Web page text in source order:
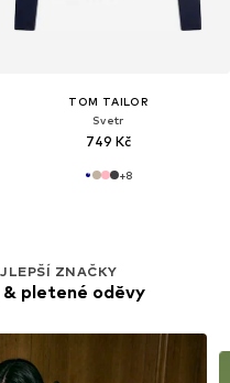
TOM TAILOR
Svetr
749 Kč
+8
ZNAČKY
pletené oděvy